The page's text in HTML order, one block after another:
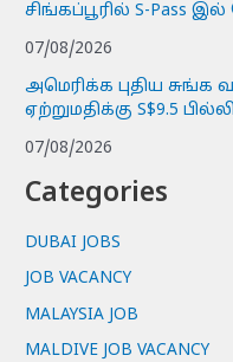
சிங்கப்பூரில் S-Pass
07/08/2026
அமெரிக்க புதிய சுங்க
ஏற்றுமதிக்கு S$9.5
07/08/2026
Categories
DUBAI JOBS
JOB VACANCY
MALAYSIA JOB
MALDIVE JOB VACANCY